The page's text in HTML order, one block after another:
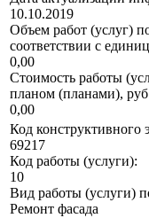
10.10.2019
Объем работ (услуг)
соответствии с
0,00
Стоимость работы
планом (планами),
0,00
Код конструктивного
69217
Код работы (услуги):
10
Вид работы (услуги)
Ремонт фасада